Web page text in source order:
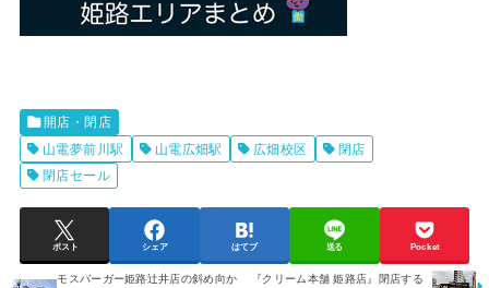
開店・閉店
山電夢前川駅
山電広畑駅 広畑校区
閉店
閉店セール
ポスト シェア はてブ 送る Pocket
モスバーガー姫路辻井店の斜め向か
『クリーム本舗 姫路店』閉店する